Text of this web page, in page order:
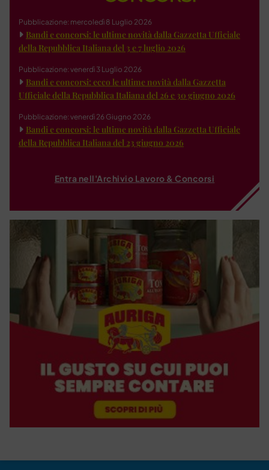
Pubblicazione: mercoledì 8 Luglio 2026
Bandi e concorsi: le ultime novità dalla Gazzetta Ufficiale
della Repubblica Italiana del 3 e 7 luglio 2026
Pubblicazione: venerdì 3 Luglio 2026
Bandi e concorsi: ecco le ultime novità dalla Gazzetta
Ufficiale della Repubblica Italiana del 26 e 30 giugno 2026
Pubblicazione: venerdì 26 Giugno 2026
Bandi e concorsi: le ultime novità dalla Gazzetta Ufficiale
della Repubblica Italiana del 23 giugno 2026
Entra nell'Archivio Lavoro & Concorsi